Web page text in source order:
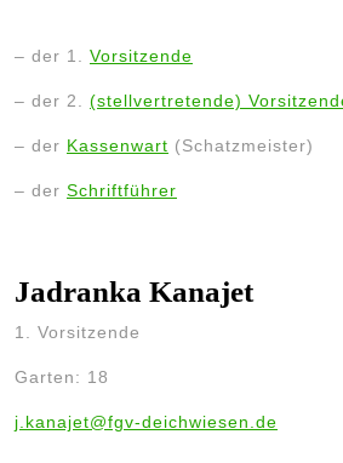
– der 1. Vorsitzende
– der 2. (stellvertretende)
– der Kassenwart (Schatzmeister)
– der Schriftführer
Jadranka Kanajet
1. Vorsitzende
Garten: 18
j.kanajet@fgv-deichwiesen.de